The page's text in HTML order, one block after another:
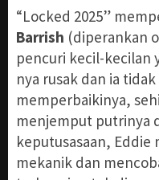
“Locked 2025”
Barrish (diperankan
pencuri kecil-kecilan
nya rusak dan ia
memperbaikinya,
menjemput putrinya
keputusasaan,
mekanik dan